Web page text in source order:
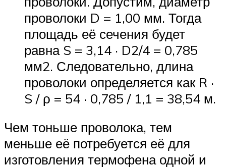
проволоки D = 1,00 мм. Тогда
площадь её сечения будет
равна S = 3,14 · D2/4 = 0,785
мм2. Следовательно, длина
проволоки определяется как R ·
S / ρ = 54 · 0,785 / 1,1 = 38,54 м.
Чем тоньше проволока, тем
меньше её потребуется её для
изготовления термофена одной и